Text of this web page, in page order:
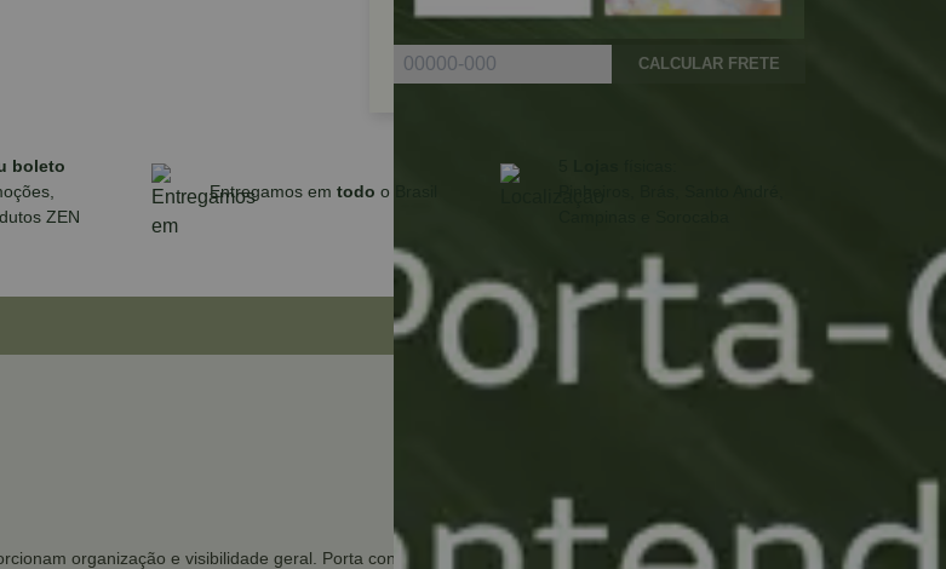
CALCULAR FRETE
boleto
ZEN
Entregamos em todo o Brasil
organização e visibilidade geral. Porta condimentos, tudo fica à mão exatamente onde se precisa.